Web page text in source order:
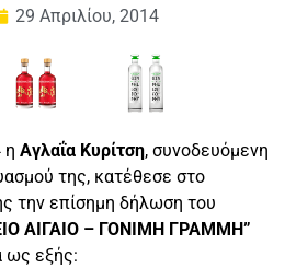
29 Απριλίου, 2014
η Αγλαΐα Κυρίτση, συνοδευόμενη
της, κατέθεσε στο
την επίσημη δήλωση του
ΑΙΓΑΙΟ – ΓΟΝΙΜΗ ΓΡΑΜΜΗ”
ως εξής: